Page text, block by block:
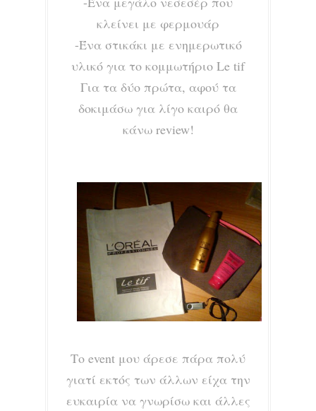
κλείνει με φερμουάρ
-Ένα στικάκι με ενημερωτικό
υλικό για το κομμωτήριο Le tif
Για τα δύο πρώτα, αφού τα
δοκιμάσω για λίγο καιρό θα
κάνω review!
Το event μου άρεσε πάρα πολύ
γιατί εκτός των άλλων είχα την
ευκαιρία να γνωρίσω και άλλες